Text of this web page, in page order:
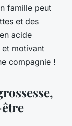
famille peut
et des
acide
et motivant
compagnie !